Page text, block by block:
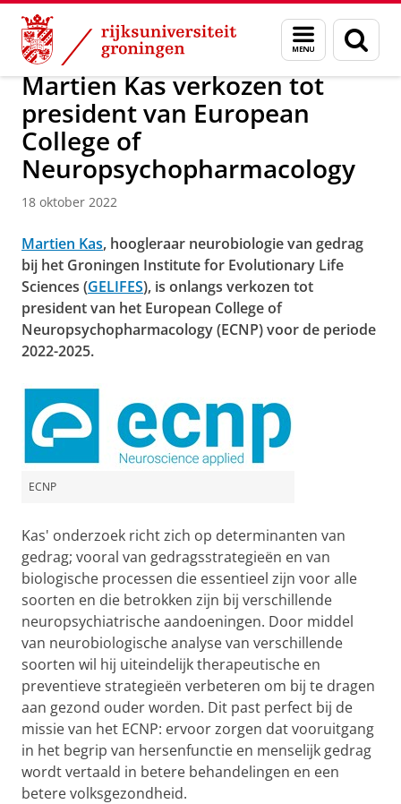
Skip
Content
Skip
Navigation
Menu
en
zoeken
Over ons Faculty of Science and Engineering Nieuws
Martien Kas verkozen tot
president van European
College of
Neuropsychopharmacology
18 oktober 2022
Martien Kas, hoogleraar neurobiologie van gedrag
bij het Groningen Institute for Evolutionary Life
Sciences (GELIFES), is onlangs verkozen tot
president van het European College of
Neuropsychopharmacology (ECNP) voor de periode
2022-2025.
ECNP
Kas' onderzoek richt zich op determinanten van
gedrag; vooral van gedragsstrategieën en van
biologische processen die essentieel zijn voor alle
soorten en die betrokken zijn bij verschillende
neuropsychiatrische aandoeningen. Door middel
van neurobiologische analyse van verschillende
soorten wil hij uiteindelijk therapeutische en
preventieve strategieën verbeteren om bij te dragen
aan gezond ouder worden. Dit past perfect bij de
missie van het ECNP: ervoor zorgen dat vooruitgang
in het begrip van hersenfunctie en menselijk gedrag
wordt vertaald in betere behandelingen en een
betere volksgezondheid.